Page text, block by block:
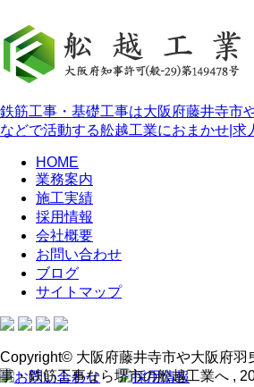
鉄筋工事・基礎工事は大阪府藤井寺市
などで活動する舩越工業におまかせ|求
HOME
業務案内
施工実績
採用情報
会社概要
お問い合わせ
ブログ
サイトマップ
Copyright© 大阪府藤井寺市や大阪府羽
事・鉄筋工事なら堺市の舩越工業へ ,